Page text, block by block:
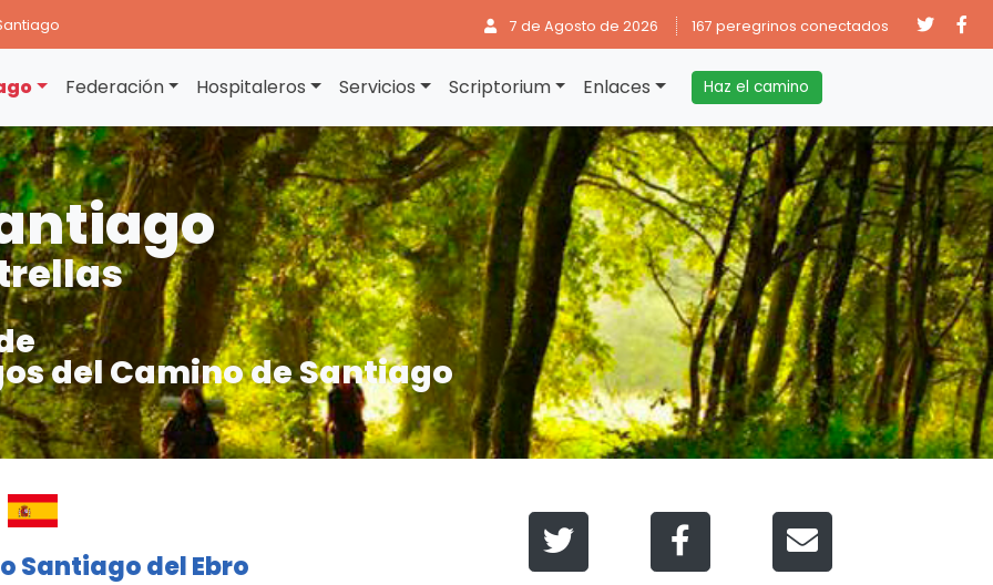
7 de Agosto de 2026 167 peregrinos conectados
Federación Hospitaleros Servicios Scriptorium Enlaces Haz el camino
del Camino de Santiago
Santiago del Ebro